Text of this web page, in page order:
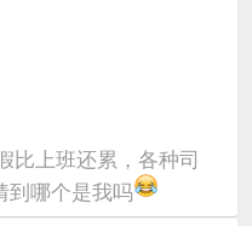
比上班还累，各种司
到哪个是我吗